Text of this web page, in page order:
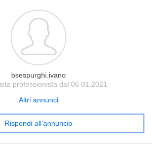
bsespurghi.ivano
professionista dal 06.01.2021
Altri annunci
Rispondi all’annuncio